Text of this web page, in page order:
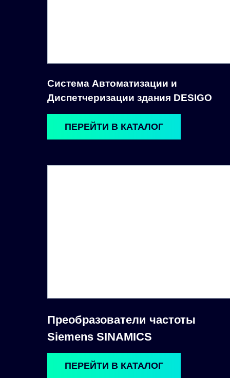
Система Автоматизации и
Диспетчеризации здания DESIGO
ПЕРЕЙТИ В КАТАЛОГ
Преобразователи частоты
Siemens SINAMICS
ПЕРЕЙТИ В КАТАЛОГ